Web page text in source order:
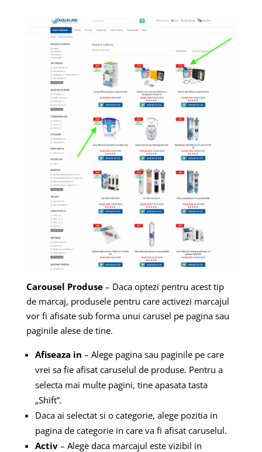
Carousel Produse– Daca optezi pentru acest tip
de marcaj, produsele pentru care activezi marcajul
vor fi afisate sub forma unui carusel pe pagina sau
paginile alese de tine.
Afiseaza in – Alege pagina sau paginile pe care
vrei sa fie afisat caruselul de produse. Pentru a
selecta mai multe pagini, tine apasata tasta
„Shift”.
Daca ai selectat si o categorie, alege pozitia in
pagina de categorie in care va fi afisat caruselul.
Activ – Alege daca marcajul este vizibil in